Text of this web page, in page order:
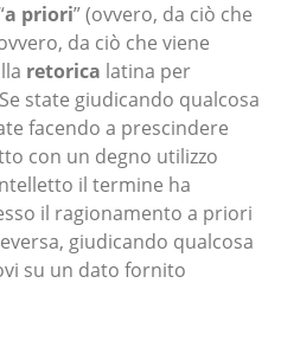
a priori” (ovvero, da ciò che
da ciò che viene
retorica latina per
state giudicando qualcosa
facendo a prescindere
con un degno utilizzo
il termine ha
il ragionamento a priori
giudicando qualcosa
su un dato fornito